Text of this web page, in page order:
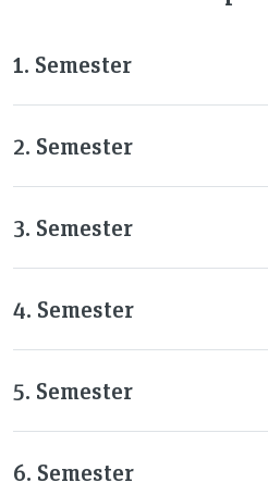
1. Semester
2. Semester
3. Semester
4. Semester
5. Semester
6. Semester